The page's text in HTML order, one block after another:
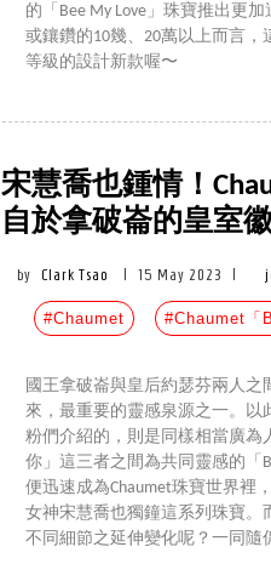
的「Bee My Love」珠寶推出更
或鑲鑽的10幾、20萬以上而言
等級的設計新款喔〜
宋慧喬也鍾情！
自於拿破崙的皇室
by Clark Tsao 15 May 2023
#Chaumet #Chaumet「
國王拿破崙與皇后約瑟芬兩人之
來，最重要的靈感泉源之一。
粉們介紹的，則是同樣相當廣為
你」這三者之間為共同靈感的「
便迅速成為Chaumet珠寶世界裡
女神宋慧喬也獨鐘這系列珠寶。
不同細節之延伸變化呢？一同隨